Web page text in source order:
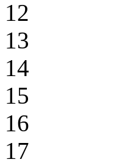
12
13
14
15
16
17